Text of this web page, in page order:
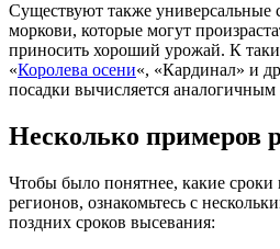
Существуют также универсальные
моркови, которые могут
приносить хороший урожай. К
«Королева осени«, «Кардинал» и
посадки вычисляется аналогичным
Несколько примеров
Чтобы было понятнее, какие
регионов, ознакомьтесь с
поздних сроков высевания: